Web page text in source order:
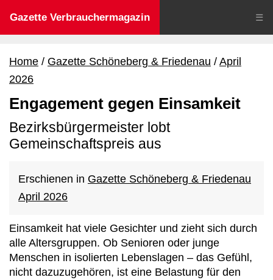
Gazette Verbrauchermagazin ☰
Home Gazette Schöneberg & Friedenau
April
2026
Engagement gegen Einsamkeit
Bezirksbürgermeister lobt
Gemeinschaftspreis aus
Erschienen in Gazette Schöneberg & Friedenau
April 2026
Einsamkeit hat viele Gesichter und zieht sich durch
alle Altersgruppen. Ob Senioren oder junge
Menschen in isolierten Lebenslagen – das Gefühl,
nicht dazuzugehören, ist eine Belastung für den